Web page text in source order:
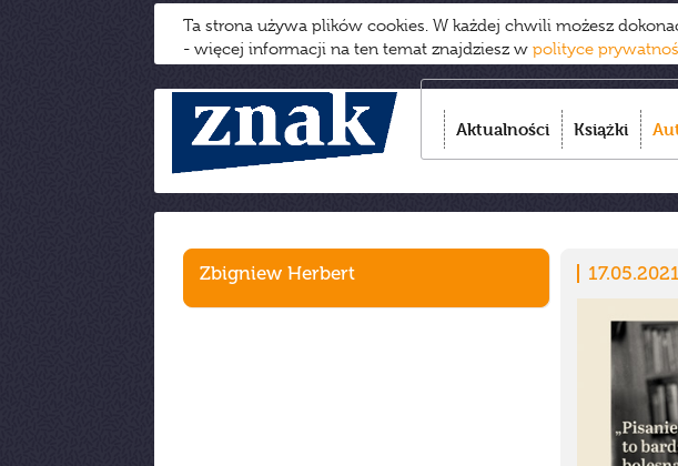
Ta strona używa plików cookies. W każdej chwili możesz
- więcej informacji na ten temat znajdziesz w polityce
Aktualności Książki
Zbigniew Herbert 17.05.2021